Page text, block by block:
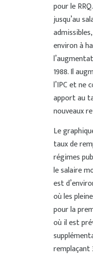
pour le
jusqu’au
environ à
1988. Il
l’IPC et ne
apport au
nouveaux
Le
taux de
régimes
le salaire
est
où les
pour la
où il est
remplaçant